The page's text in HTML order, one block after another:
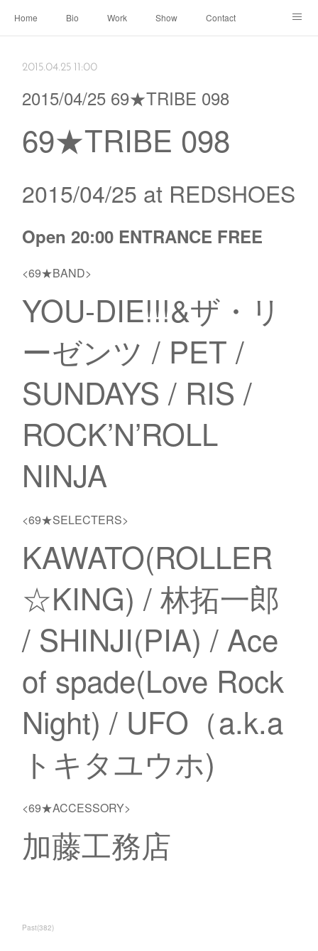
Home Bio Work Show Contact
2015.04.25 11:00
2015/04/25 69★TRIBE 098
69★TRIBE 098
2015/04/25 at REDSHOES
Open 20:00 ENTRANCE FREE
<69★BAND>
YOU-DIE!!!&ザ・リ
ーゼンツ / PET /
SUNDAYS / RIS /
ROCK’N’ROLL
NINJA
<69★SELECTERS>
KAWATO(ROLLER
☆KING) / 林拓一郎
/ SHINJI(PIA) / Ace
of spade(Love Rock
Night) / UFO（a.k.a
トキタユウホ)
<69★ACCESSORY>
加藤工務店
Past(382)